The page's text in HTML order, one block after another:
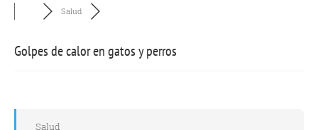
Salud
Golpes de calor en gatos y perros
Salud